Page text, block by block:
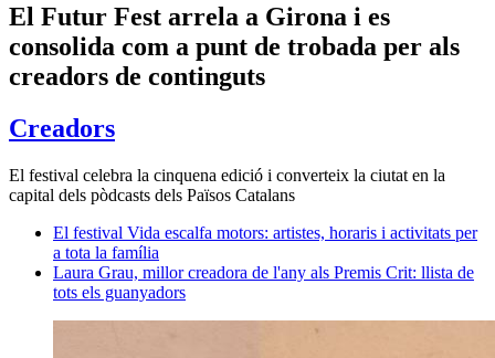
El Futur Fest arrela a Girona i es
consolida com a punt de trobada per als
creadors de continguts
Creadors
El festival celebra la cinquena edició i converteix la ciutat en la
capital dels pòdcasts dels Països Catalans
El festival Vida escalfa motors: artistes, horaris i activitats per
a tota la família
Laura Grau, millor creadora de l'any als Premis Crit: llista de
tots els guanyadors